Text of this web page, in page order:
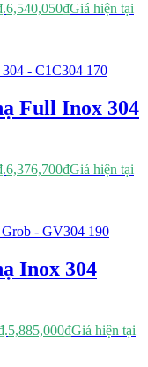
6,540,050₫Giá hiện tại
Full Inox 304
6,376,700₫Giá hiện tại
Inox 304
5,885,000₫Giá hiện tại